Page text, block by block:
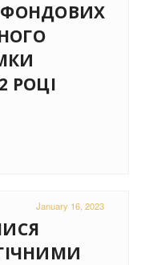
РОЦІ
January 16, 2023